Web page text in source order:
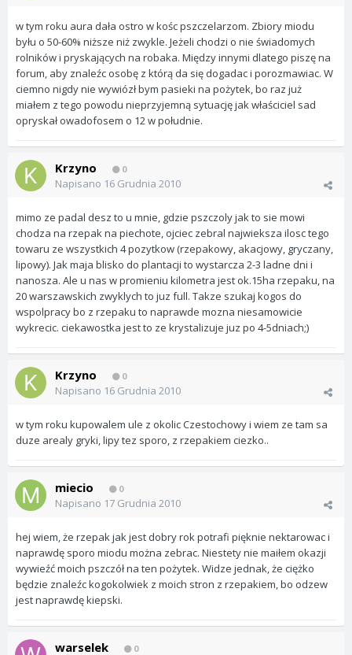
w tym roku aura dała ostro w kośc pszczelarzom. Zbiory miodu
byłu o 50-60% niższe niż zwykle. Jeżeli chodzi o nie świadomych
rolników i pryskających na robaka. Między innymi dlatego piszę na
forum, aby znaleźc osobę z którą da się dogadac i porozmawiac. W
ciemno nigdy nie wywiózł bym pasieki na pożytek, bo raz już
miałem z tego powodu nieprzyjemną sytuację jak właściciel sad
opryskał owadofosem o 12 w południe.
Krzyno 0
Napisano 16 Grudnia 2010
mimo ze padal desz to u mnie, gdzie pszczoly jak to sie mowi
chodza na rzepak na piechote, ojciec zebral najwieksza ilosc tego
towaru ze wszystkich 4 pozytkow (rzepakowy, akacjowy, gryczany,
lipowy). Jak maja blisko do plantacji to wystarcza 2-3 ladne dni i
nanosza. Ale u nas w promieniu kilometra jest ok.15ha rzepaku, na
20 warszawskich zwyklych to juz full. Takze szukaj kogos do
wspolpracy bo z rzepaku to naprawde mozna niesamowicie
wykrecic. ciekawostka jest to ze krystalizuje juz po 4-5dniach;)
Krzyno 0
Napisano 16 Grudnia 2010
w tym roku kupowalem ule z okolic Czestochowy i wiem ze tam sa
duze arealy gryki, lipy tez sporo, z rzepakiem ciezko..
miecio 0
Napisano 17 Grudnia 2010
hej wiem, że rzepak jak jest dobry rok potrafi pięknie nektarowac i
naprawdę sporo miodu można zebrac. Niestety nie maiłem okazji
wywieźć moich pszczół na ten pożytek. Widze jednak, że ciężko
będzie znaleźc kogokolwiek z moich stron z rzepakiem, bo odzew
jest naprawdę kiepski.
warselek 0